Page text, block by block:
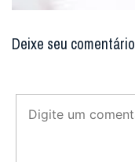
Deixe seu comentário